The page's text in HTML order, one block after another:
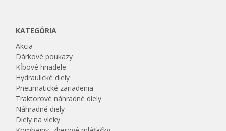
KATEGÓRIA
Akcia
Dárkové poukazy
Kĺbové hriadele
Hydraulické diely
Pneumatické zariadenia
Traktorové náhradné diely
Náhradné diely
Diely na vleky